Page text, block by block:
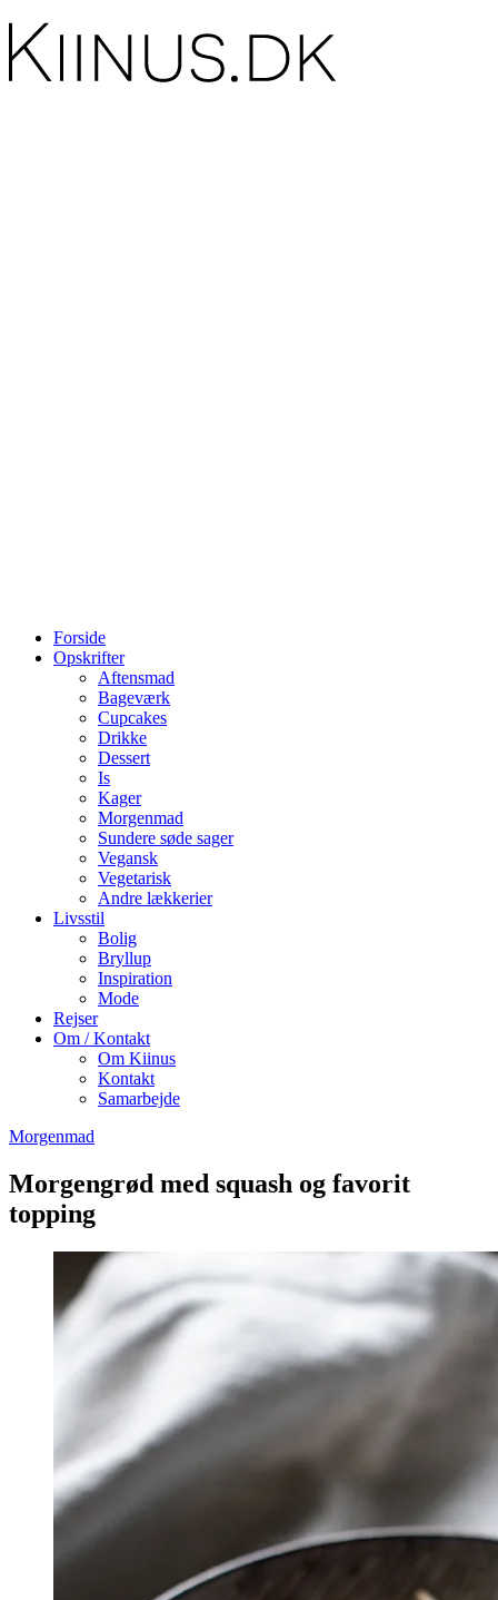
Forside
Opskrifter
Aftensmad
Bageværk
Cupcakes
Drikke
Dessert
Is
Kager
Morgenmad
Sundere søde sager
Vegansk
Vegetarisk
Andre lækkerier
Livsstil
Bolig
Bryllup
Inspiration
Mode
Rejser
Om / Kontakt
Om Kiinus
Kontakt
Samarbejde
Morgenmad
Morgengrød med squash og favorit
topping